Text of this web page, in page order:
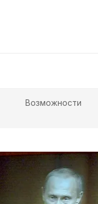
Возможности